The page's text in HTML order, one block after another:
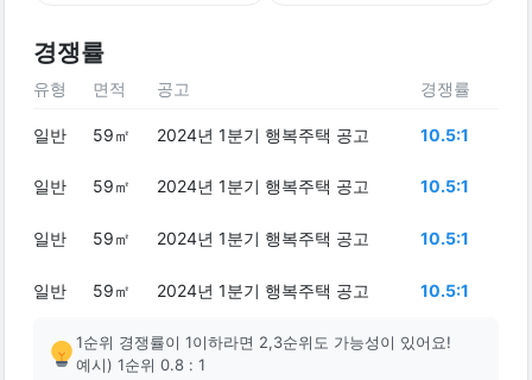
경쟁률
유형 면적 공고 경쟁률
일반 59㎡ 2024년 1분기 행복주택 공고 10.5:1
일반 59㎡ 2024년 1분기 행복주택 공고 10.5:1
일반 59㎡ 2024년 1분기 행복주택 공고 10.5:1
일반 59㎡ 2024년 1분기 행복주택 공고 10.5:1
1순위 경쟁률이 1이하라면 2,3순위도 가능성이 있어요!
예시) 1순위 0.8 : 1